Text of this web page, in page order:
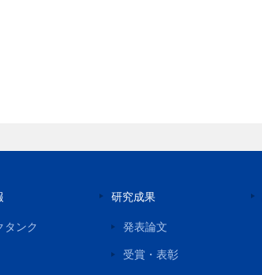
タンク
研究成果
発表論文
受賞・表彰